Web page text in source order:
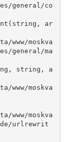
general/co
ar
general/ma
string, a
urlrewrit